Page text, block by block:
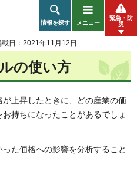
情報を探す メニュー
緊急・防
災
載日：2021年11月12日
の使い方
上昇したときに、どの産業の価
持ちになったことがあるでしょ
た価格への影響を分析すること